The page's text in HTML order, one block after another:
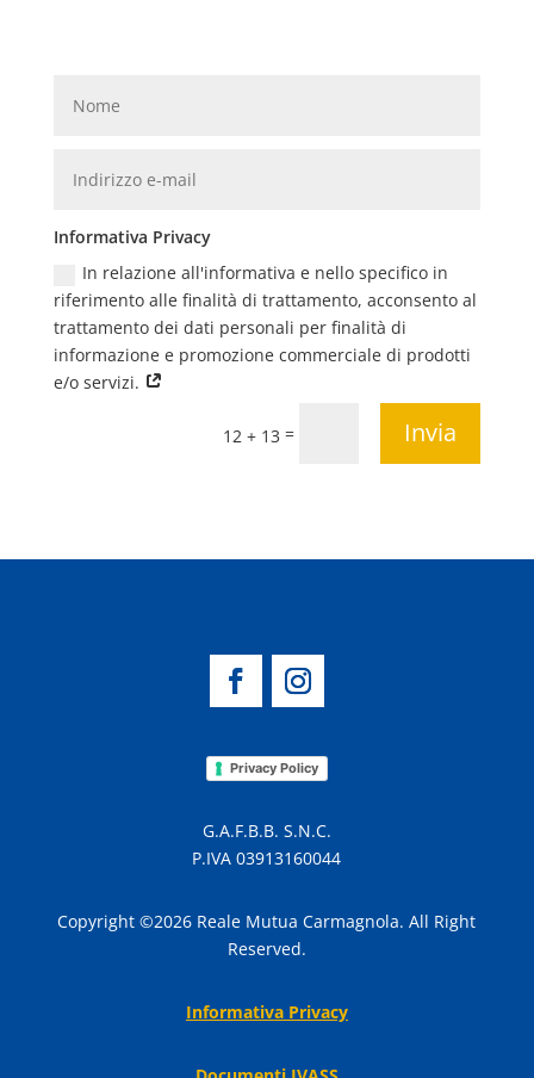
Informativa Privacy
In relazione all'informativa e nello specifico in
riferimento alle finalità di trattamento, acconsento al
trattamento dei dati personali per finalità di
informazione e promozione commerciale di prodotti
e/o servizi.
12 + 13 = Invia
Privacy Policy
G.A.F.B.B. S.N.C.
P.IVA 03913160044
Copyright ©2026 Reale Mutua Carmagnola. All Right
Reserved.
Informativa Privacy